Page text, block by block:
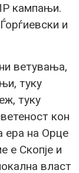
кампањи.
и
ветувања,
туку
туку
кон
ера на Орце
Скопје и
власт